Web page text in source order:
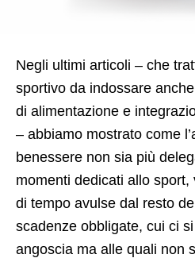
Negli ultimi articoli – che
sportivo da indossare
di alimentazione e
– abbiamo mostrato come
benessere non sia più
momenti dedicati allo
di tempo avulse dal resto
scadenze obbligate, cui ci
angoscia ma alle quali non